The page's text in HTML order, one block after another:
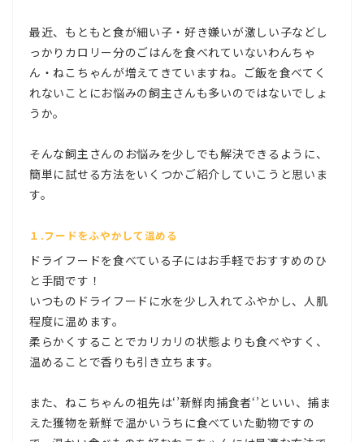
最近、もともと食が細い子・好き嫌いが激しい子などし
っかりカロリー分のごはんを食べれていないわんちゃ
ん・ねこちゃんが増えてきていますね。ご飯を食べてく
れないことにお悩みの飼主さんも多いのではないでしょ
うか。
そんな飼主さんのお悩みを少しでも解決できるように、
簡単に試せる方法をいくつかご紹介していこうと思いま
す。
１.フードをふやかして温める
ドライフードを食べている子にはお手軽でおすすめのひ
と手間です！
いつものドライフードに水を少し入れてふやかし、人肌
程度に温めます。
柔らかくすることでカリカリの状態よりも食べやすく、
温めることで香りも引き立ちます。
また、ねこちゃんの祖先は‘’新鮮肉捕食者‘’といい、捕ま
えた獲物を新鮮で温かいうちに食べていた動物ですの